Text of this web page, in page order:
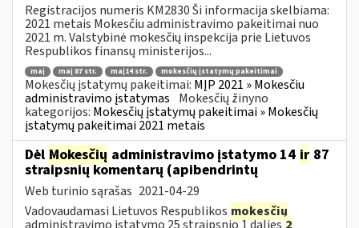
Registracijos numeris KM2830 Ši informacija skelbiama:
2021 metais Mokesčiu administravimo pakeitimai nuo
2021 m. Valstybinė mokesčių inspekcija prie Lietuvos
Respublikos finansų ministerijos...
maį maį 87 str. maį14 str. mokesčių įstatymų pakeitimai
Mokesčių įstatymų pakeitimai: MĮP 2021 » Mokesčiu
administravimo įstatymas Mokesčių žinyno
kategorijos: Mokesčių įstatymų pakeitimai » Mokesčių
įstatymų pakeitimai 2021 metais
Dėl Mokesčių administravimo įstatymo 14 ir 87
straipsnių komentarų (apibendrintų
Web turinio sąrašas 2021-04-29
Vadovaudamasi Lietuvos Respublikos mokesčių
administravimo įstatymo 25 straipsnio 1 dalies2